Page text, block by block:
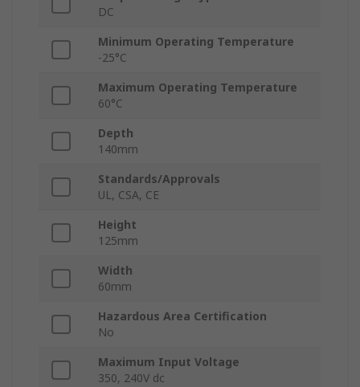
DC
Minimum Operating Temperature
-25°C
Maximum Operating Temperature
60°C
Depth
140mm
Standards/Approvals
UL, CSA, CE
Height
125mm
Width
60mm
Hazardous Area Certification
No
Maximum Input Voltage
350, 240V dc